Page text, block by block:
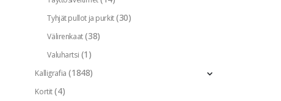
Tyhjät pullot ja purkit (30)
Välirenkaat (38)
Valuhartsi (1)
Kalligrafia (1848)
Kortit (4)